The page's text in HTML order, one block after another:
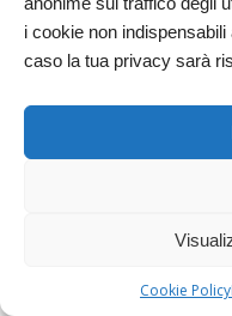
i cookie non
caso la tua privacy sarà
Cookie Policy
che vuole sborsare il
doppiare film (anche
risultati comici.
pelare, che porta molte